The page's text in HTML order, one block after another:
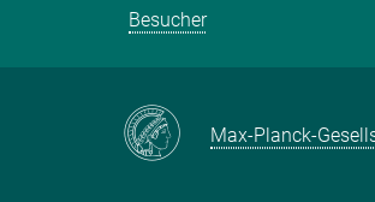
Besucher
Max-Planck-